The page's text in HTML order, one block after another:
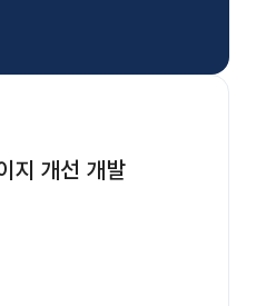
지 개선 개발